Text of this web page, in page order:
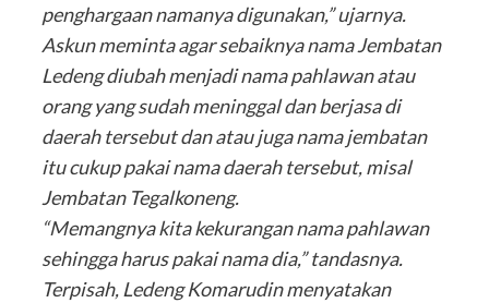
penghargaan namanya digunakan,” ujarnya.
Askun meminta agar sebaiknya nama Jembatan
Ledeng diubah menjadi nama pahlawan atau
orang yang sudah meninggal dan berjasa di
daerah tersebut dan atau juga nama jembatan
itu cukup pakai nama daerah tersebut, misal
Jembatan Tegalkoneng.
“Memangnya kita kekurangan nama pahlawan
sehingga harus pakai nama dia,” tandasnya.
Terpisah, Ledeng Komarudin menyatakan